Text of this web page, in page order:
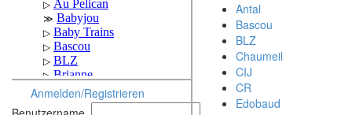
Anmelden/Registrieren
Antal
Bascou
BLZ
Chaumeil
CIJ
CR
Edobaud